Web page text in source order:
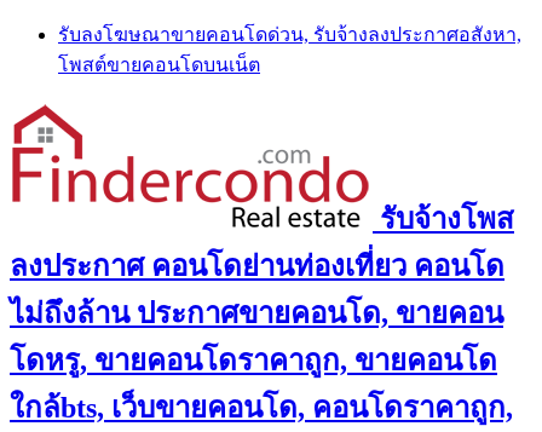
Skip
content
รับลงโฆษณาขายคอนโดด่วน, รับจ้างลงประกาศอสังหา,
โพสต์ขายคอนโดบนเน็ต
รับจ้างโพส
ลงประกาศ คอนโดย่านท่องเที่ยว คอนโด
ไม่ถึงล้าน ประกาศขายคอนโด, ขายคอน
โดหรู, ขายคอนโดราคาถูก, ขายคอนโด
ใกล้bts, เว็บขายคอนโด, คอนโดราคาถูก,